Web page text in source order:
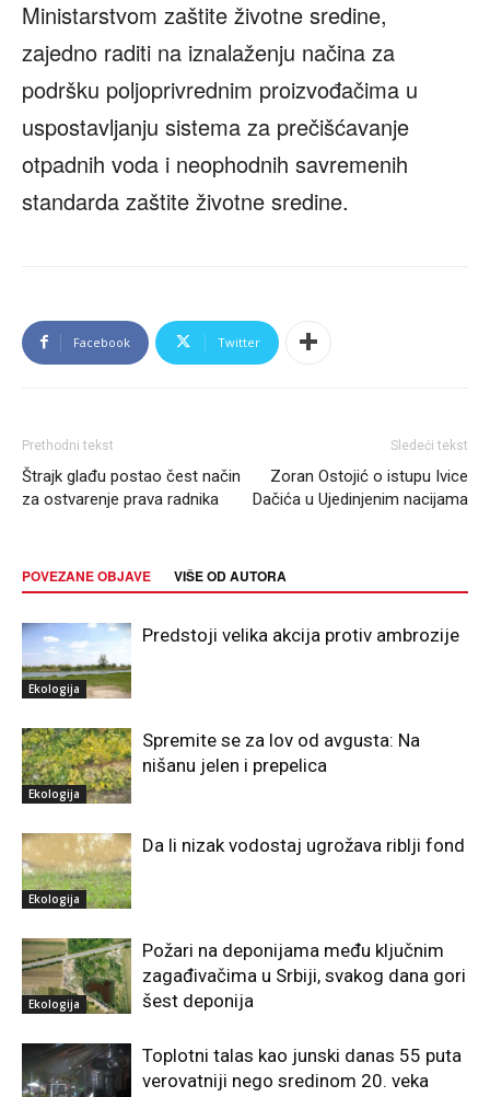
Ministarstvom zaštite životne sredine,
zajedno raditi na iznalaženju načina za
podršku poljoprivrednim proizvođačima u
uspostavljanju sistema za prečišćavanje
otpadnih voda i neophodnih savremenih
standarda zaštite životne sredine.
Facebook Twitter
Prethodni tekst
Štrajk glađu postao čest način
za ostvarenje prava radnika
Sledeći tekst
Zoran Ostojić o istupu Ivice
Dačića u Ujedinjenim nacijama
POVEZANE OBJAVE VIŠE OD AUTORA
Ekologija
Predstoji velika akcija protiv ambrozije
Ekologija
Spremite se za lov od avgusta: Na
nišanu jelen i prepelica
Ekologija
Da li nizak vodostaj ugrožava riblji fond
Ekologija
Požari na deponijama među ključnim
zagađivačima u Srbiji, svakog dana gori
šest deponija
Toplotni talas kao junski danas 55 puta
verovatniji nego sredinom 20. veka